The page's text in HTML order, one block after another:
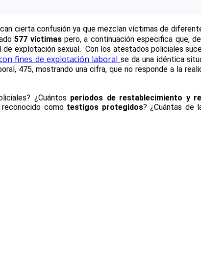
cierta confusión ya que mezclan víctimas de
577 víctimaspero, a continuación especifica que,
explotación sexual. Con los atestados policiales
fines de explotación laboral se da una idéntica
475, mostrando una cifra, que no responde a la
¿Cuántos periodos de restablecimiento y
como testigos protegidos? ¿Cuántas de